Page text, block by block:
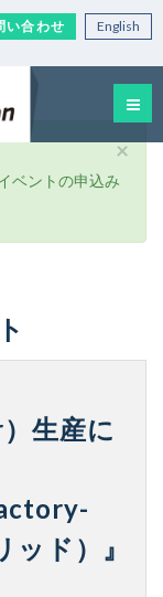
い合わせ English
×
ベントの申込み
生産に
ド）』